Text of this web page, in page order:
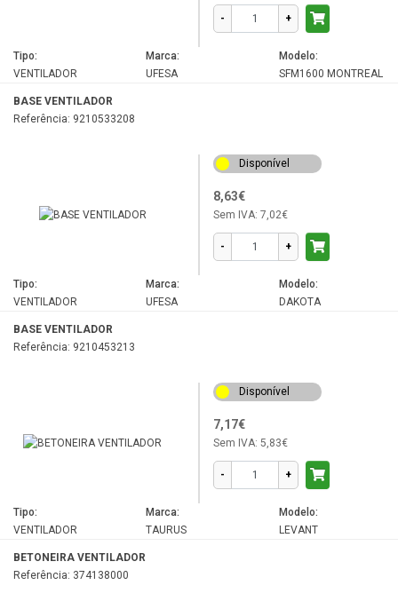
Tipo:
VENTILADOR
Marca:
UFESA
Modelo:
SFM1600 MONTREAL
BASE VENTILADOR
Referência: 9210533208
- +
Tipo:
VENTILADOR
Marca:
UFESA
Modelo:
DAKOTA
BASE VENTILADOR
Referência: 9210453213
Disponível
8,63€
Sem IVA: 7,02€
- +
Tipo:
VENTILADOR
Marca:
TAURUS
Modelo:
LEVANT
BETONEIRA VENTILADOR
Referência: 374138000
Disponível
7,17€
Sem IVA: 5,83€
- +